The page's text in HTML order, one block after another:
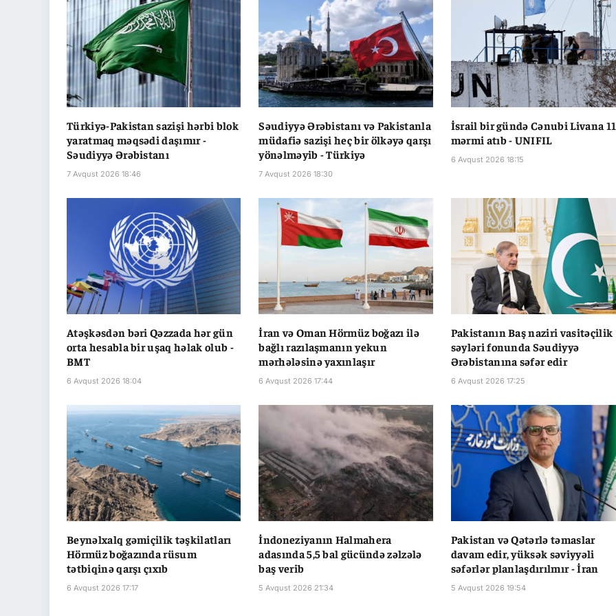
Türkiyə-Pakistan sazişi hərbi blok
yaratmaq məqsədi daşımır -
Səudiyyə Ərəbistanı
7 Avqust 2026 18:46
Səudiyyə Ərəbistanı və Pakistanla
müdafiə sazişi heç bir ölkəyə qarşı
yönəlməyib - Türkiyə
7 Avqust 2026 18:30
İsrail bir gündə Cənubi Livana
mərmi atıb - UNIFIL
6 Avqust 2026 18:15
Atəşkəsdən bəri Qəzzada hər gün
orta hesabla bir uşaq həlak olub -
BMT
6 Avqust 2026 18:04
İran və Oman Hörmüz boğazı ilə
bağlı razılaşmanın yekun
mərhələsinə yaxınlaşır
6 Avqust 2026 17:44
Pakistanın Baş naziri vasitəçilik
səyləri fonunda Səudiyyə
Ərəbistanına səfər edir
6 Avqust 2026 17:25
Beynəlxalq gəmiçilik təşkilatları
Hörmüz boğazında rüsum
tətbiqinə qarşı çıxıb
6 Avqust 2026 17:17
İndoneziyanın Halmahera
adasında 5,5 bal gücündə zəlzələ
baş verib
5 Avqust 2026 21:34
Pakistan və Qətərlə təmaslar
davam edir, yüksək səviyyəli
səfərlər planlaşdırılmır - İran
5 Avqust 2026 19:54